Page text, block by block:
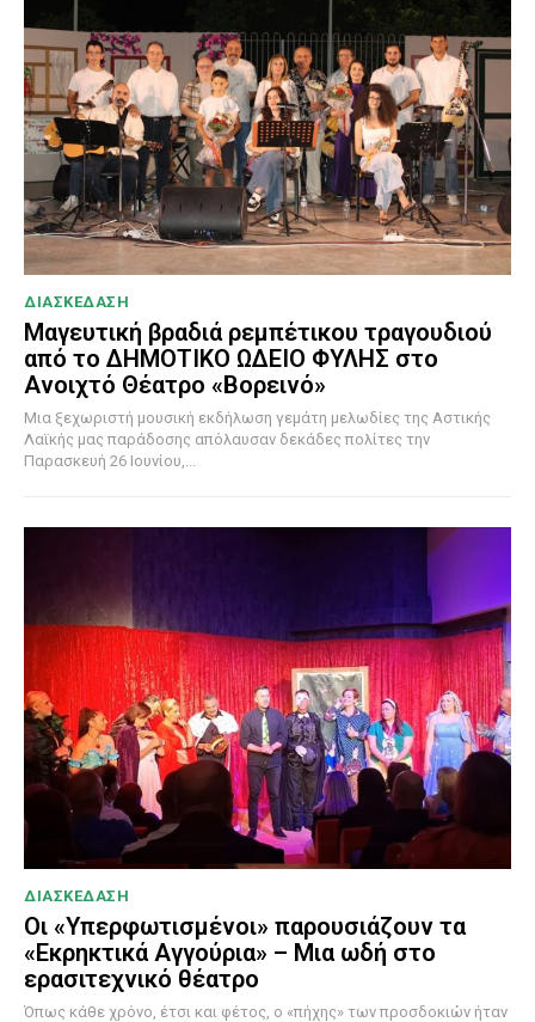
ΔΙΑΣΚΕΔΑΣΗ
Μαγευτική βραδιά ρεμπέτικου τραγουδιού
από το ΔΗΜΟΤΙΚΟ ΩΔΕΙΟ ΦΥΛΗΣ στο
Ανοιχτό Θέατρο «Βορεινό»
Μια ξεχωριστή μουσική εκδήλωση γεμάτη μελωδίες της Αστικής
Λαϊκής μας παράδοσης απόλαυσαν δεκάδες πολίτες την
Παρασκευή 26 Ιουνίου,...
ΔΙΑΣΚΕΔΑΣΗ
Οι «Υπερφωτισμένοι» παρουσιάζουν τα
«Εκρηκτικά Αγγούρια» – Μια ωδή στο
ερασιτεχνικό θέατρο
Όπως κάθε χρόνο, έτσι και φέτος, ο «πήχης» των προσδοκιών ήταν